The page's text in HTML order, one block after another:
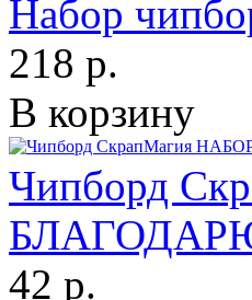
Набор
218 р.
В корзину
Чипборд
42 р.